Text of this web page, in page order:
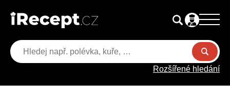
Rozšířené hledání